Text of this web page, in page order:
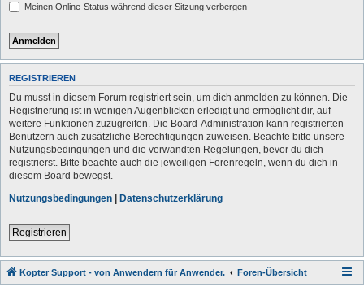
Meinen Online-Status während dieser Sitzung verbergen
REGISTRIEREN
Du musst in diesem Forum registriert sein, um dich anmelden zu können. Die
Registrierung ist in wenigen Augenblicken erledigt und ermöglicht dir, auf
weitere Funktionen zuzugreifen. Die Board-Administration kann registrierten
Benutzern auch zusätzliche Berechtigungen zuweisen. Beachte bitte unsere
Nutzungsbedingungen und die verwandten Regelungen, bevor du dich
registrierst. Bitte beachte auch die jeweiligen Forenregeln, wenn du dich in
diesem Board bewegst.
Nutzungsbedingungen | Datenschutzerklärung
Registrieren
Kopter Support - von Anwendern für Anwender. Foren-Übersicht